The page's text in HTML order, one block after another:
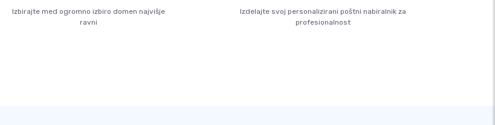
Izbirajte med ogromno izbiro domen najvišje
ravni
Izdelajte svoj personalizirani poštni nabiralnik za
profesionalnost